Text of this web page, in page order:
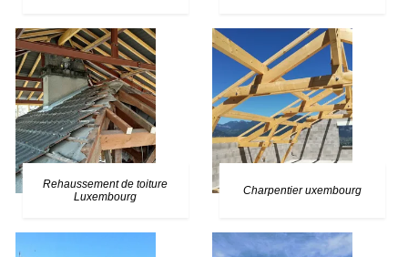
Rehaussement de toiture
Luxembourg
Charpentier uxembourg